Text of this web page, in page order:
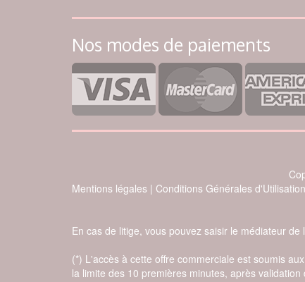
Nos modes de paiements
Mentions légales | Conditions Générales
En cas de litige, vous pouvez saisir le médiateur
(*) L'accès à cette offre commerciale est soumis
la limite des 10 premières minutes, après
À propos des cookies
En cliquant sur 'Accepter', vous acceptez l'utilisation des cookies
contenu personnalisé, mesurer la performance des contenus, en
médias sociaux.
Vous pouvez paramétrer vos choix pour accepter les cookies ou
non, ou vous y opposer lorsque l’intérêt légitime est utilisé.